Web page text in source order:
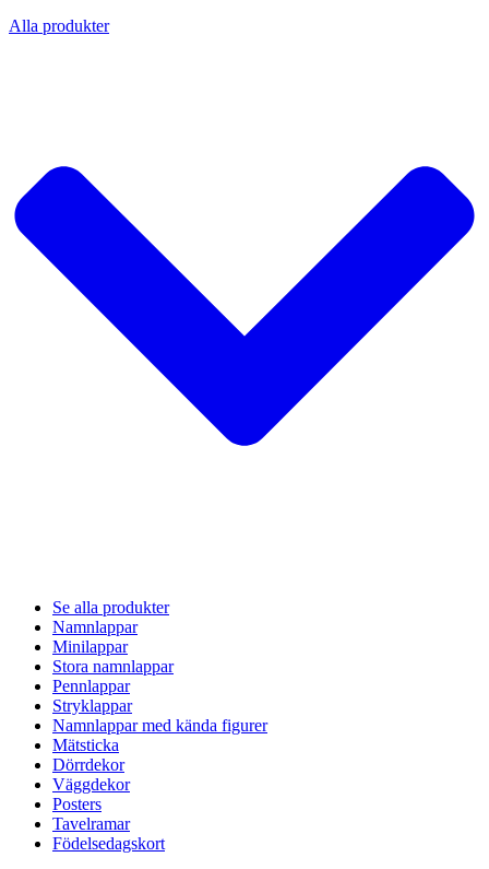
Alla produkter
Se alla produkter
Namnlappar
Minilappar
Stora namnlappar
Pennlappar
Stryklappar
Namnlappar med kända figurer
Mätsticka
Dörrdekor
Väggdekor
Posters
Tavelramar
Födelsedagskort